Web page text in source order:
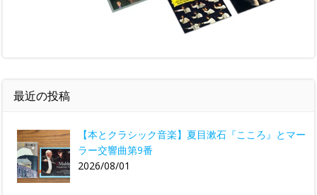
最近の投稿
【本とクラシック音楽】夏目漱石『こころ』とマー
ラー交響曲第9番
2026/08/01